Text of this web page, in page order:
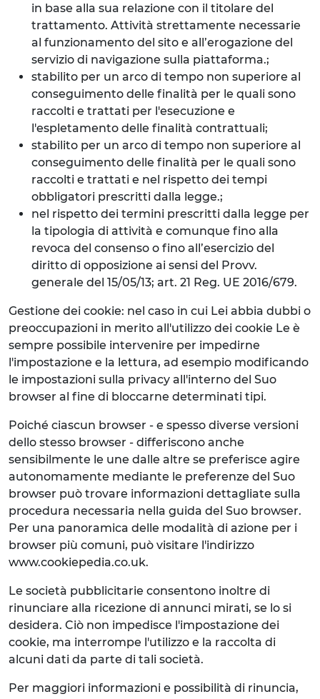
in base alla sua relazione con il titolare del
trattamento. Attività strettamente necessarie
al funzionamento del sito e all’erogazione del
servizio di navigazione sulla piattaforma.;
stabilito per un arco di tempo non superiore al
conseguimento delle finalità per le quali sono
raccolti e trattati per l'esecuzione e
l'espletamento delle finalità contrattuali;
stabilito per un arco di tempo non superiore al
conseguimento delle finalità per le quali sono
raccolti e trattati e nel rispetto dei tempi
obbligatori prescritti dalla legge.;
nel rispetto dei termini prescritti dalla legge per
la tipologia di attività e comunque fino alla
revoca del consenso o fino all’esercizio del
diritto di opposizione ai sensi del Provv.
generale del 15/05/13; art. 21 Reg. UE 2016/679.
Gestione dei cookie: nel caso in cui Lei abbia dubbi o
preoccupazioni in merito all'utilizzo dei cookie Le è
sempre possibile intervenire per impedirne
l'impostazione e la lettura, ad esempio modificando
le impostazioni sulla privacy all'interno del Suo
browser al fine di bloccarne determinati tipi.
Poiché ciascun browser - e spesso diverse versioni
dello stesso browser - differiscono anche
sensibilmente le une dalle altre se preferisce agire
autonomamente mediante le preferenze del Suo
browser può trovare informazioni dettagliate sulla
procedura necessaria nella guida del Suo browser.
Per una panoramica delle modalità di azione per i
browser più comuni, può visitare l'indirizzo
www.cookiepedia.co.uk.
Le società pubblicitarie consentono inoltre di
rinunciare alla ricezione di annunci mirati, se lo si
desidera. Ciò non impedisce l'impostazione dei
cookie, ma interrompe l'utilizzo e la raccolta di
alcuni dati da parte di tali società.
Per maggiori informazioni e possibilità di rinuncia,